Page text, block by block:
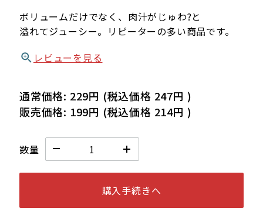
ボリュームだけでなく、肉汁がじゅわ?と
溢れてジューシー。リピーターの多い商品です。
レビューを見る
通常価格: 229円 (税込価格 247円 )
販売価格: 199円 (税込価格 214円 )
数量
購入手続きへ